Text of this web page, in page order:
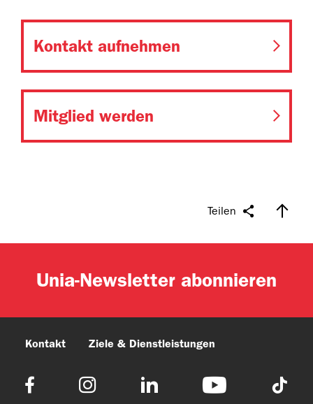
Kontakt aufnehmen
Mitglied werden
Teilen
Unia-Newsletter abonnieren
Kontakt Ziele & Dienstleistungen